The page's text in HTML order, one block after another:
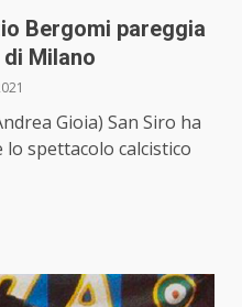
Bergomi pareggia
Milano
Gioia) San Siro ha
lo spettacolo calcistico